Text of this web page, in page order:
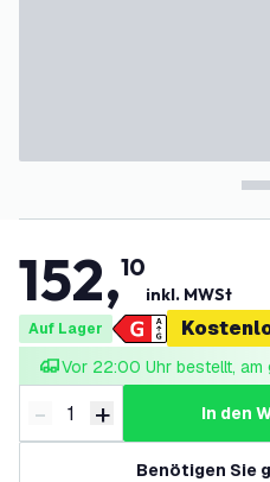
152,10
inkl. MWSt
Auf Lager
Vor 22:00 Uhr bestellt, am
Menge verringern
- Menge erhöhen
+ in den
Benötigen Sie